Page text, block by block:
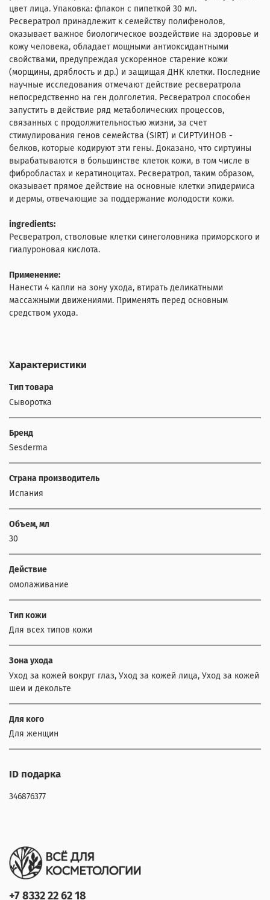
цвет лица. Упаковка: флакон с пипеткой 30 мл.
Ресвератрол принадлежит к семейству полифенолов,
оказывает важное биологическое воздействие на здоровье и
кожу человека, обладает мощными антиоксидантными
свойствами, предупреждая ускоренное старение кожи
(морщины, дряблость и др.) и защищая ДНК клетки. Последние
научные исследования отмечают действие ресвератрола
непосредственно на ген долголетия. Ресвератрол способен
запустить в действие ряд метаболических процессов,
связанных с продолжительностью жизни, за счет
стимулирования генов семейства (SIRT) и СИРТУИНОВ -
белков, которые кодируют эти гены. Доказано, что сиртуины
вырабатываются в большинстве клеток кожи, в том числе в
фибробластах и кератиноцитах. Ресвератрол, таким образом,
оказывает прямое действие на основные клетки эпидермиса
и дермы, отвечающие за поддержание молодости кожи.
ingredients:
Ресвератрол, стволовые клетки синеголовника приморского и
гиалуроновая кислота.
Применение:
Нанести 4 капли на зону ухода, втирать деликатными
массажными движениями. Применять перед основным
средством ухода.
Характеристики
Тип товара
Сыворотка
Бренд
Sesderma
Страна производитель
Испания
Объем, мл
30
Действие
омолаживание
Тип кожи
Для всех типов кожи
Зона ухода
Уход за кожей вокруг глаз, Уход за кожей лица, Уход за кожей
шеи и декольте
Для кого
Для женщин
ID подарка
346876377
+7 8332 22 62 18